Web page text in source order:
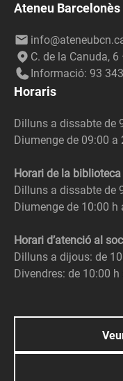
Ateneu Barcelonès
C. de la Canuda, 6
Informació: 93
Horaris
Dilluns a dissabte de
Diumenge de 09:00 a
Horari de la biblioteca
Dilluns a dissabte de
Diumenge de 10:00 h
Horari d’atenció al
Dilluns a dijous: de
Divendres: de 10:00